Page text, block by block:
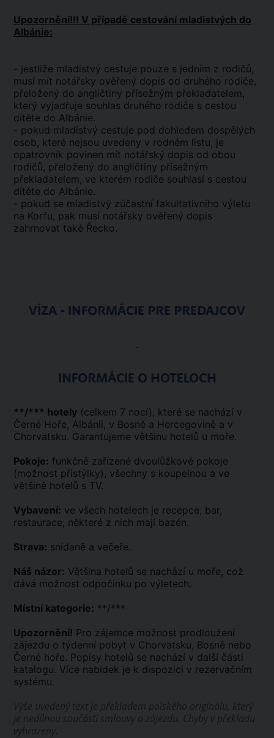
Upozornění!!! V případě cestování mladistvých do
Albánie:
- jestliže mladistvý cestuje pouze s jedním z rodičů,
musí mít notářsky ověřený dopis od druhého rodiče,
přeložený do angličtiny přísežným překladatelem,
který vyjadřuje souhlas druhého rodiče s cestou
dítěte do Albánie.
- pokud mladistvý cestuje pod dohledem dospělých
osob, které nejsou uvedeny v rodném listu, je
opatrovník povinen mít notářský dopis od obou
rodičů, přeložený do angličtiny přísežným
překladatelem, ve kterém rodiče souhlasí s cestou
dítěte do Albánie.
- pokud se mladistvý zúčastní fakultativního výletu
na Korfu, pak musí notářsky ověřený dopis
zahrnovat také Řecko.
VÍZA - INFORMÁCIE PRE PREDAJCOV
.
INFORMÁCIE O HOTELOCH
**/*** hotely (celkem 7 nocí), které se nachází v
Černé Hoře, Albánii, v Bosně a Hercegovině a v
Chorvatsku. Garantujeme většinu hotelů u moře.
Pokoje: funkčně zařízené dvoulůžkové pokoje
(možnost přistýlky), všechny s koupelnou a ve
většině hotelů s TV.
Vybavení: ve všech hotelech je recepce, bar,
restaurace, některé z nich mají bazén.
Strava: snídaně a večeře.
Náš názor: Většina hotelů se nachází u moře, což
dává možnost odpočinku po výletech.
Místní kategorie: **/***
Upozornění! Pro zájemce možnost prodloužení
zájezdu o týdenní pobyt v Chorvatsku, Bosně nebo
Černé hoře. Popisy hotelů se nachází v další části
katalogu. Více nabídek je k dispozici v rezervačním
systému.